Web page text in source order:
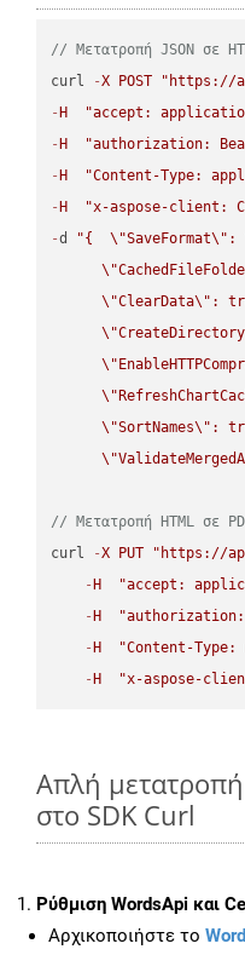
// Μετατροπή JSON σε
curl
-X POST
"https://
- H
"accept:
- H
"authorization:
- H
"Content-Type:
- H
"x-aspose-client:
-d "{ \"SaveFormat\" :
\"
\"ClearData\" :
\"CreateDirectory
\"
\"
\"SortNames\" :
\"
// Μετατροπή HTML σε
curl
-X PUT
"https://
- H
"accept:
- H
"authorization:
- H
"Content-
- H "x-aspose-
Απλή μετατροπή
στο SDK Curl
Ρύθμιση WordsApi και
Αρχικοποιήστε το